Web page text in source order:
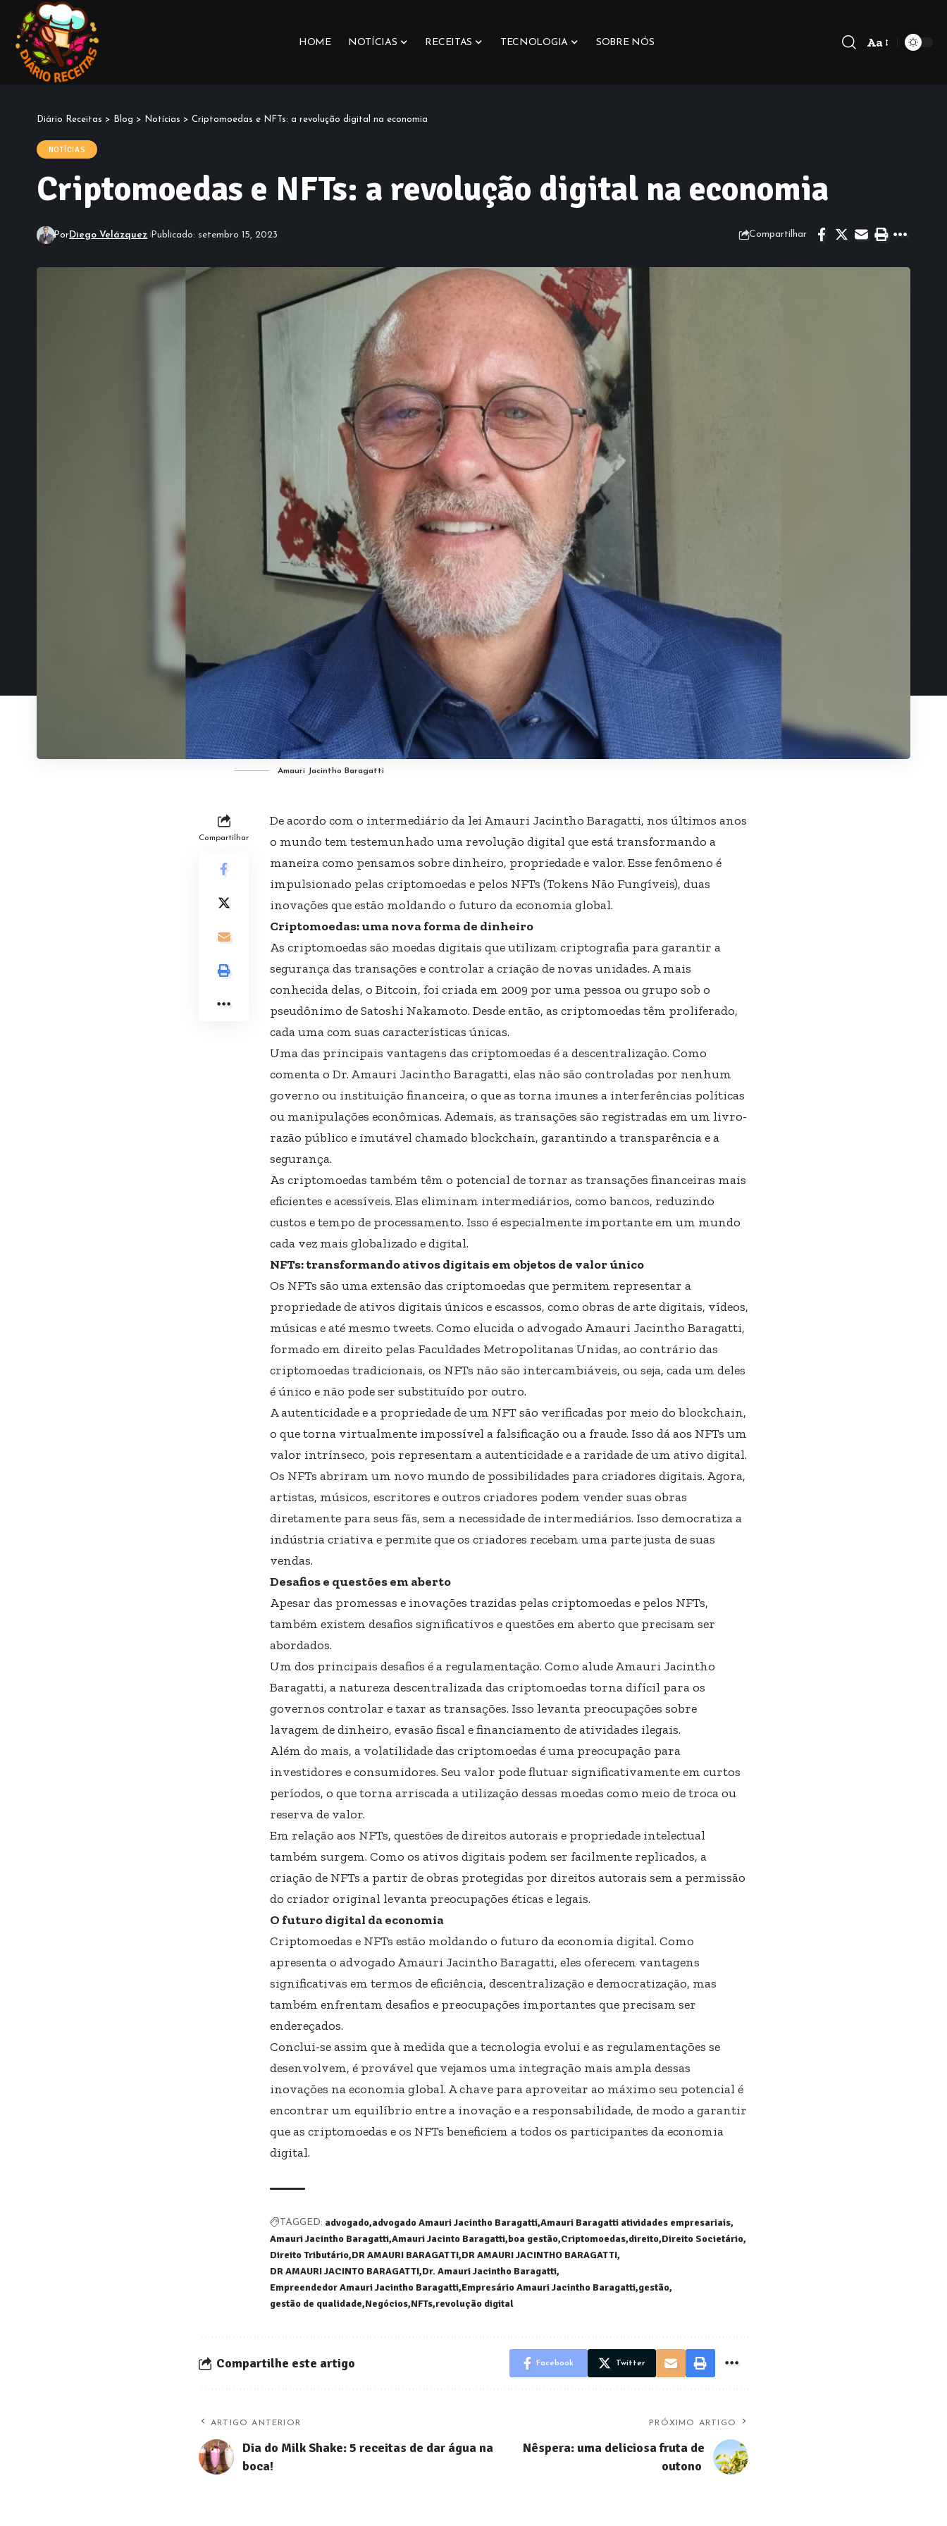
HOME NOTÍCIAS RECEITAS TECNOLOGIA SOBRE NÓS Aa
Diário Receitas > Blog > Notícias > Criptomoedas e NFTs: a revolução digital na economia
NOTÍCIAS
Criptomoedas e NFTs: a revolução digital na economia
PorDiego Velázquez Publicado: setembro 15, 2023 Compartilhar
Amauri Jacintho Baragatti
Compartilhar
De acordo com o intermediário da lei Amauri Jacintho Baragatti, nos últimos anos
o mundo tem testemunhado uma revolução digital que está transformando a
maneira como pensamos sobre dinheiro, propriedade e valor. Esse fenômeno é
impulsionado pelas criptomoedas e pelos NFTs (Tokens Não Fungíveis), duas
inovações que estão moldando o futuro da economia global.
Criptomoedas: uma nova forma de dinheiro
As criptomoedas são moedas digitais que utilizam criptografia para garantir a
segurança das transações e controlar a criação de novas unidades. A mais
conhecida delas, o Bitcoin, foi criada em 2009 por uma pessoa ou grupo sob o
pseudônimo de Satoshi Nakamoto. Desde então, as criptomoedas têm proliferado,
cada uma com suas características únicas.
Uma das principais vantagens das criptomoedas é a descentralização. Como
comenta o Dr. Amauri Jacintho Baragatti, elas não são controladas por nenhum
governo ou instituição financeira, o que as torna imunes a interferências políticas
ou manipulações econômicas. Ademais, as transações são registradas em um livro-
razão público e imutável chamado blockchain, garantindo a transparência e a
segurança.
As criptomoedas também têm o potencial de tornar as transações financeiras mais
eficientes e acessíveis. Elas eliminam intermediários, como bancos, reduzindo
custos e tempo de processamento. Isso é especialmente importante em um mundo
cada vez mais globalizado e digital.
NFTs: transformando ativos digitais em objetos de valor único
Os NFTs são uma extensão das criptomoedas que permitem representar a
propriedade de ativos digitais únicos e escassos, como obras de arte digitais, vídeos,
músicas e até mesmo tweets. Como elucida o advogado Amauri Jacintho Baragatti,
formado em direito pelas Faculdades Metropolitanas Unidas, ao contrário das
criptomoedas tradicionais, os NFTs não são intercambiáveis, ou seja, cada um deles
é único e não pode ser substituído por outro.
A autenticidade e a propriedade de um NFT são verificadas por meio do blockchain,
o que torna virtualmente impossível a falsificação ou a fraude. Isso dá aos NFTs um
valor intrínseco, pois representam a autenticidade e a raridade de um ativo digital.
Os NFTs abriram um novo mundo de possibilidades para criadores digitais. Agora,
artistas, músicos, escritores e outros criadores podem vender suas obras
diretamente para seus fãs, sem a necessidade de intermediários. Isso democratiza a
indústria criativa e permite que os criadores recebam uma parte justa de suas
vendas.
Desafios e questões em aberto
Apesar das promessas e inovações trazidas pelas criptomoedas e pelos NFTs,
também existem desafios significativos e questões em aberto que precisam ser
abordados.
Um dos principais desafios é a regulamentação. Como alude Amauri Jacintho
Baragatti, a natureza descentralizada das criptomoedas torna difícil para os
governos controlar e taxar as transações. Isso levanta preocupações sobre
lavagem de dinheiro, evasão fiscal e financiamento de atividades ilegais.
Além do mais, a volatilidade das criptomoedas é uma preocupação para
investidores e consumidores. Seu valor pode flutuar significativamente em curtos
períodos, o que torna arriscada a utilização dessas moedas como meio de troca ou
reserva de valor.
Em relação aos NFTs, questões de direitos autorais e propriedade intelectual
também surgem. Como os ativos digitais podem ser facilmente replicados, a
criação de NFTs a partir de obras protegidas por direitos autorais sem a permissão
do criador original levanta preocupações éticas e legais.
O futuro digital da economia
Criptomoedas e NFTs estão moldando o futuro da economia digital. Como
apresenta o advogado Amauri Jacintho Baragatti, eles oferecem vantagens
significativas em termos de eficiência, descentralização e democratização, mas
também enfrentam desafios e preocupações importantes que precisam ser
endereçados.
Conclui-se assim que à medida que a tecnologia evolui e as regulamentações se
desenvolvem, é provável que vejamos uma integração mais ampla dessas
inovações na economia global. A chave para aproveitar ao máximo seu potencial é
encontrar um equilíbrio entre a inovação e a responsabilidade, de modo a garantir
que as criptomoedas e os NFTs beneficiem a todos os participantes da economia
digital.
TAGGED: advogado advogado Amauri Jacintho Baragatti Amauri Baragatti atividades empresariais
Amauri Jacintho Baragatti Amauri Jacinto Baragatti boa gestão Criptomoedas direito Direito Societário
Direito Tributário DR AMAURI BARAGATTI DR AMAURI JACINTHO BARAGATTI
DR AMAURI JACINTO BARAGATTI Dr. Amauri Jacintho Baragatti
Empreendedor Amauri Jacintho Baragatti Empresário Amauri Jacintho Baragatti gestão
gestão de qualidade Negócios NFTs revolução digital
Compartilhe este artigo Facebook Twitter
ARTIGO ANTERIOR
Dia do Milk Shake: 5 receitas de dar água na
boca!
PRÓXIMO ARTIGO
Nêspera: uma deliciosa fruta de
outono